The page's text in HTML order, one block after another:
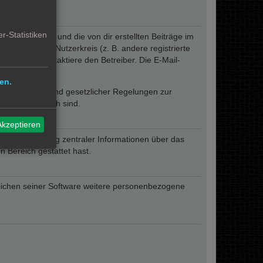
Profils und die von dir erstellten Beiträge im
Nutzerkreis (z. B. andere registrierte
oder kontaktiere den Betreiber. Die E-Mail-
er auf Grund gesetzlicher Regelungen zur
erforderlich sind.
Übermittlung zentraler Informationen über das
Bereich gestattet hast.
seiner Software weitere personenbezogene
Statistiken